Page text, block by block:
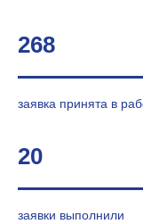
268
заявка принята в
20
заявки выполнили